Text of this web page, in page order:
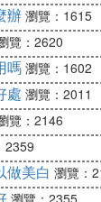
辦 瀏覽：1615
覽：2620
嗎 瀏覽：1602
處 瀏覽：2011
覽：2146
2359
做美白 瀏覽：
瀏覽：2355